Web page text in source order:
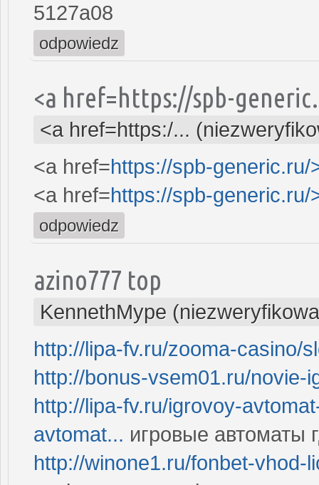
5127a08
odpowiedz
<a href=https://spb-
<a href=https:/...
<a href=https://spb-generic.ru/
<a href=https://spb-generic.ru/
odpowiedz
azino777 top
KennethMype
http://lipa-fv.ru/zooma-casino/
http://bonus-vsem01.ru/novie-
http://lipa-fv.ru/igrovoy-
avtomat... игровые автоматы
http://winone1.ru/fonbet-vhod-